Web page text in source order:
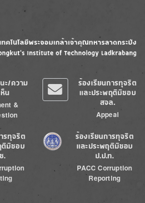
ะ/ความ
น
&
ร้องเรียนการทุจริต
และประพฤติมิชอบ
สจล.
Appeal
รทุจริต
ติมิชอบ
.
Image
ร้องเรียนการทุจริต
และประพฤติมิชอบ
ป.ป.ท.
PACC Corruption
Reporting